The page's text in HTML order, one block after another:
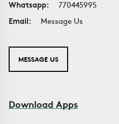
Whatsapp:
770445995
Email:
Message Us
MESSAGE US
Download Apps